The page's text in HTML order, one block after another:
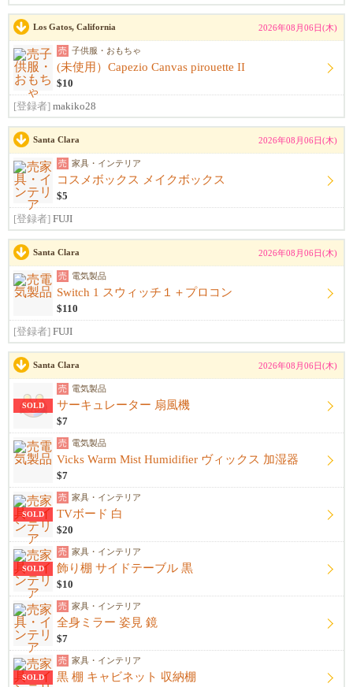
Los Gatos, California 2026年08月06日(木)
売 子供服・おもちゃ
(未使用）Capezio Canvas pirouette II
$10
[登録者] makiko28
Santa Clara 2026年08月06日(木)
売 家具・インテリア
コスメボックス メイクボックス
$5
[登録者] FUJI
Santa Clara 2026年08月06日(木)
売 電気製品
Switch 1 スウィッチ１＋プロコン
$110
[登録者] FUJI
Santa Clara 2026年08月06日(木)
SOLD
売 電気製品
サーキュレーター 扇風機
$7
売 電気製品
Vicks Warm Mist Humidifier ヴィックス 加湿器
$7
SOLD
売 家具・インテリア
TVボード 白
$20
SOLD
売 家具・インテリア
飾り棚 サイドテーブル 黒
$10
売 家具・インテリア
全身ミラー 姿見 鏡
$7
SOLD
売 家具・インテリア
黒 棚 キャビネット 収納棚